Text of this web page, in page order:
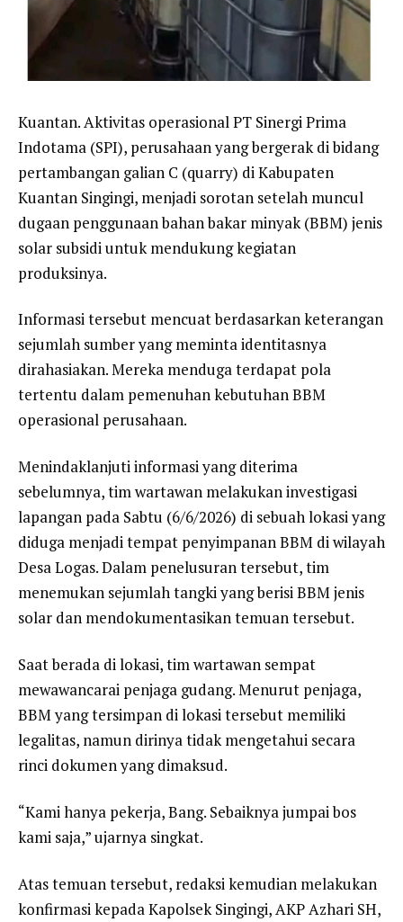
Kuantan. Aktivitas operasional PT Sinergi Prima
Indotama (SPI), perusahaan yang bergerak di bidang
pertambangan galian C (quarry) di Kabupaten
Kuantan Singingi, menjadi sorotan setelah muncul
dugaan penggunaan bahan bakar minyak (BBM) jenis
solar subsidi untuk mendukung kegiatan
produksinya.
Informasi tersebut mencuat berdasarkan keterangan
sejumlah sumber yang meminta identitasnya
dirahasiakan. Mereka menduga terdapat pola
tertentu dalam pemenuhan kebutuhan BBM
operasional perusahaan.
Menindaklanjuti informasi yang diterima
sebelumnya, tim wartawan melakukan investigasi
lapangan pada Sabtu (6/6/2026) di sebuah lokasi yang
diduga menjadi tempat penyimpanan BBM di wilayah
Desa Logas. Dalam penelusuran tersebut, tim
menemukan sejumlah tangki yang berisi BBM jenis
solar dan mendokumentasikan temuan tersebut.
Saat berada di lokasi, tim wartawan sempat
mewawancarai penjaga gudang. Menurut penjaga,
BBM yang tersimpan di lokasi tersebut memiliki
legalitas, namun dirinya tidak mengetahui secara
rinci dokumen yang dimaksud.
“Kami hanya pekerja, Bang. Sebaiknya jumpai bos
kami saja,” ujarnya singkat.
Atas temuan tersebut, redaksi kemudian melakukan
konfirmasi kepada Kapolsek Singingi, AKP Azhari SH,